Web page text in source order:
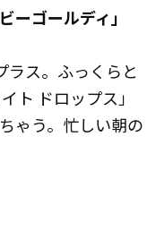
ゴールディ」
ラス。ふっくらと
ト ドロップス」
ゃう。忙しい朝の